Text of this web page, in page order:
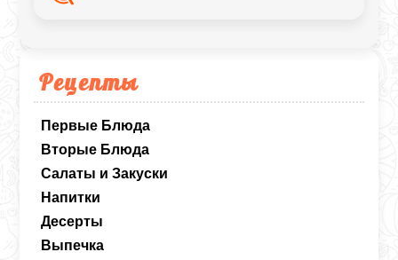
Рецепты
Первые Блюда
Вторые Блюда
Салаты и Закуски
Напитки
Десерты
Выпечка